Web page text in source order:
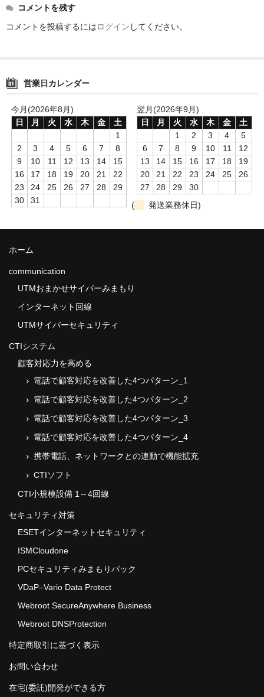
communication
インターネット回線
UTMサイバーセキュリティ
セキュリティ対策
ESETインターネットセキュリティ
ISMCloudone
PCセキュリティみまもりパック
VDaP–Vario Data Protect
Webroot SecureAnywhere Business
Webroot DNSProtection
特定商取引に基づく表示
コメントを残す
コメントを投稿するにはログイン してください。
営業日カレンダー
今月(2026年8月)
日
月 火 水 木 金
土
1
2
3 4 5 6 7
8
9
10 11 12 13 14
15
16
17 18 19 20 21
22
23
24 25 26 27 28
29
30
31
翌月(2026年9月)
日
月 火 水 木 金
土
1
2 3 4
5
6
7 8 9 10 11
12
13
14 15 16 17 18
19
20
21 22 23 24 25
26
27
28 29
30
(
発送業務休日)
ホーム
communication
UTMおまかせサイバーみまもり
インターネット回線
UTMサイバーセキュリティ
CTIシステム
顧客対応力を高める
電話で顧客対応を改善した4つパターン_1
電話で顧客対応を改善した4つパターン_2
電話で顧客対応を改善した4つパターン_3
電話で顧客対応を改善した4つパターン_4
携帯電話、ネットワークとの連動で機能拡充
CTIソフト
CTI小規模設備 1～4回線
セキュリティ対策
ESETインターネットセキュリティ
ISMCloudone
PCセキュリティみまもりパック
VDaP–Vario Data Protect
Webroot SecureAnywhere Business
Webroot DNSProtection
特定商取引に基づく表示
お問い合わせ
在宅(委託)開発ができる方